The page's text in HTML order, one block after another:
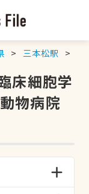
三本松駅
床細胞学
物病院